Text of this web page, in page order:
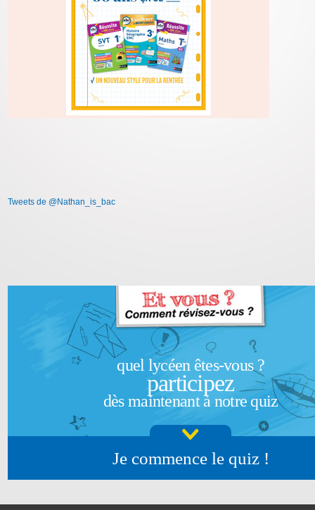
Tweets de @Nathan_is_bac
quel lycéen êtes-vous ?
participez
dès maintenant à notre quiz
Je commence le quiz !